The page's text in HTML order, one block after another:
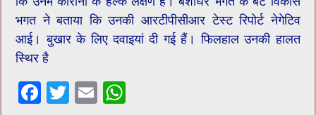
भगत ने बताया कि उनकी आरटीपीसीआर टेस्ट रिपोर्ट नेगेटिव
आई। बुखार के लिए दवाइयां दी गई हैं। फिलहाल उनकी हालत
स्थिर है
F
T
E